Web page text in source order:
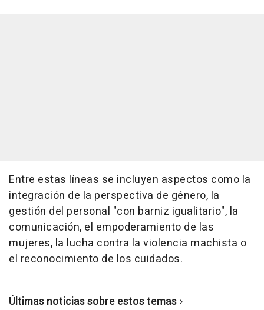
Entre estas líneas se incluyen aspectos como la
integración de la perspectiva de género, la
gestión del personal "con barniz igualitario", la
comunicación, el empoderamiento de las
mujeres, la lucha contra la violencia machista o
el reconocimiento de los cuidados.
Últimas noticias sobre estos temas